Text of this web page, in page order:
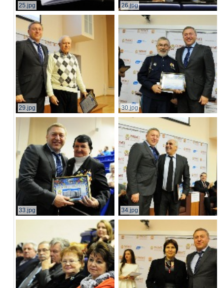
25.jpg 26.jpg
29.jpg 30.jpg
33.jpg 34.jpg